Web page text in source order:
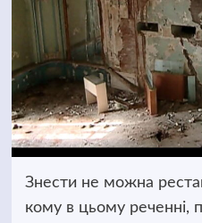
Знести не можна
кому в цьому реченні,